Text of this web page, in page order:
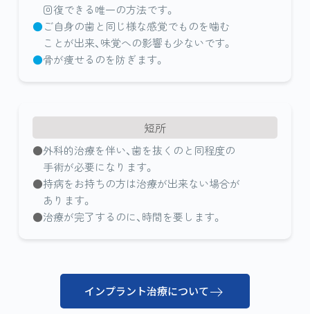
回復できる唯一の方法です。
ご自身の歯と同じ様な感覚でものを噛む
ことが出来、味覚への影響も少ないです。
骨が痩せるのを防ぎます。
短所
外科的治療を伴い、歯を抜くのと同程度の
手術が必要になります。
持病をお持ちの方は治療が出来ない場合が
あります。
治療が完了するのに、時間を要します。
インプラント治療について